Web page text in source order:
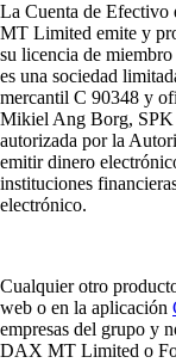
La Cuenta de
MT Limited emite y
su licencia de
es una sociedad
mercantil C 90348 y
Mikiel Ang Borg, SPK
autorizada por la
emitir dinero
instituciones
electrónico.
Cualquier otro
web o en la aplicación
empresas del grupo y
DAX MT Limited o